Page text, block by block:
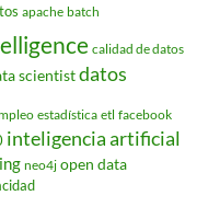
apache batch
calidad de datos
scientistdatos
estadística etl facebook
inteligencia artificial
neo4j open data